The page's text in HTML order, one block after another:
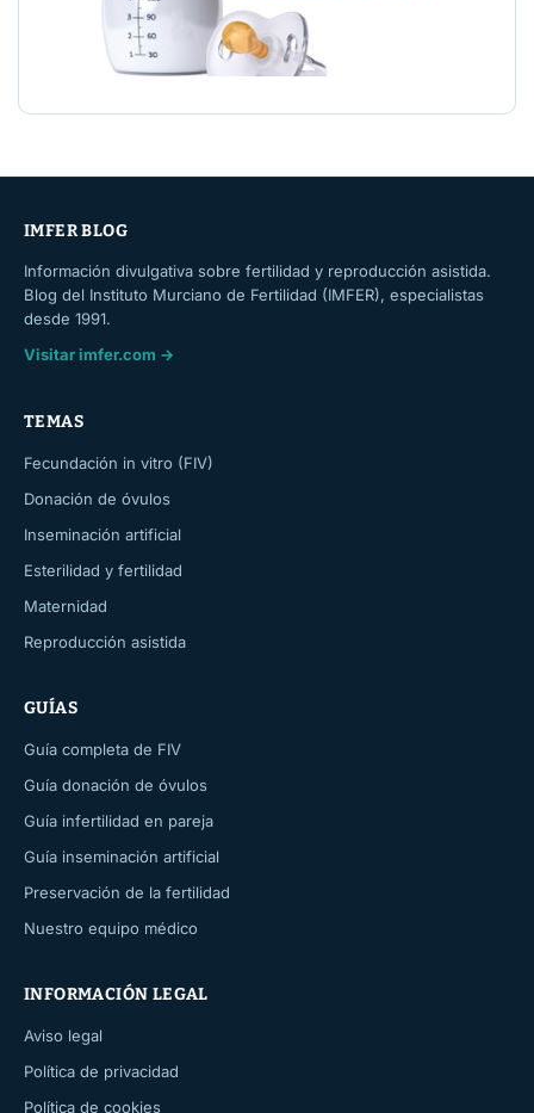
IMFER BLOG
Información divulgativa sobre fertilidad y reproducción asistida.
Blog del Instituto Murciano de Fertilidad (IMFER), especialistas
desde 1991.
Visitar imfer.com →
TEMAS
Fecundación in vitro (FIV)
Donación de óvulos
Inseminación artificial
Esterilidad y fertilidad
Maternidad
Reproducción asistida
GUÍAS
Guía completa de FIV
Guía donación de óvulos
Guía infertilidad en pareja
Guía inseminación artificial
Preservación de la fertilidad
Nuestro equipo médico
INFORMACIÓN LEGAL
Aviso legal
Política de privacidad
Política de cookies